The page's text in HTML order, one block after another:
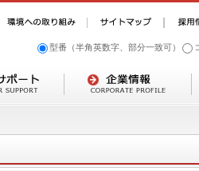
型番（半角英数字、部分一致可）